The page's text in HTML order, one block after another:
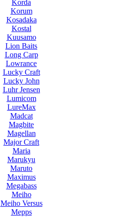
Korda
Korum
Kosadaka
Kostal
Kuusamo
Lion Baits
Long Carp
Lowrance
Lucky Craft
Lucky John
Luhr Jensen
Lumicom
LureMax
Madcat
Magbite
Magellan
Major Craft
Maria
Marukyu
Maruto
Maximus
Megabass
Meiho
Meiho Versus
Mepps